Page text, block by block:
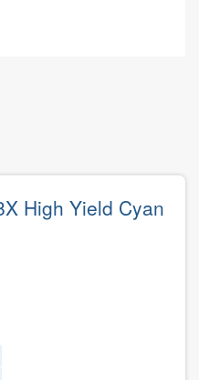
High Yield Cyan